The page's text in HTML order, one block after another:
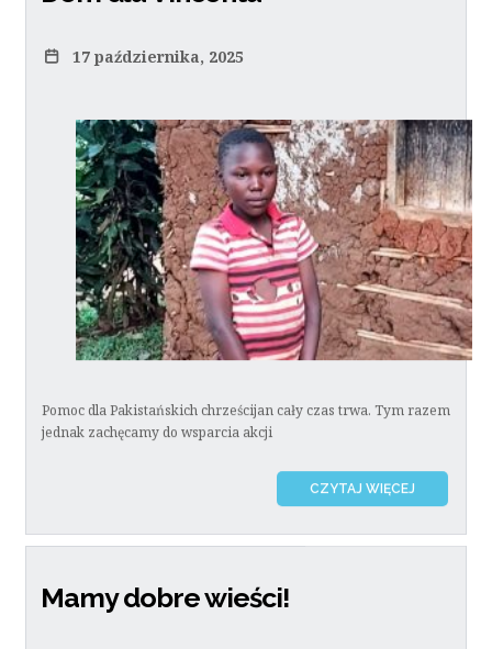
17 października, 2025
Pomoc dla Pakistańskich chrześcijan cały czas trwa. Tym razem
jednak zachęcamy do wsparcia akcji
CZYTAJ WIĘCEJ
Mamy dobre wieści!